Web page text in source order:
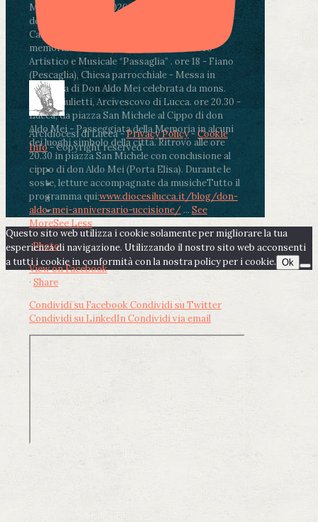
Martedì 4 agosto2026ore 11:30 - Lucca, Scuola
dell’Infanzia don Aldo Mei - Viale Castruccio
Castracani 435 - Inaugurazione murales in
memoria di don Aldo Mei curato dal Liceo
Artistico e Musicale “Passaglia” . ore 18 - Fiano
(Pescaglia), Chiesa parrocchiale - Messa in
memoria di Don Aldo Mei celebrata da mons.
Paolo Giulietti, Arcivescovo di Lucca. ore 20.30 -
Lucca, da piazza San Michele al Cippo di don
Aldo Mei - Passeggiata della Memoria in alcuni
dei luoghi simbolo della città. Ritrovo alle ore
20.30 in piazza San Michele con conclusione al
cippo di don Aldo Mei (Porta Elisa). Durante le
soste, letture accompagnate da musicheTutto il
programma qui:www.diocesilucca.it/blog/don-
aldo-mei-anniversario-uccisione/ ... See
MoreSee Less
Photo
View on Facebook
· Share
Condividi su FacebookCondividi su Twitter
Condividi su LinkedInCondividi via email
Arcidiocesi di Lucca -Privacy Policy-Cookie
Info- Copyright reserved
Questo sito web utilizza i cookie solamente per migliorare la tua
esperienza di navigazione. Utilizzando il nostro sito web acconsenti
a tutti i cookie in conformità con la nostra policy per i cookie. Ok